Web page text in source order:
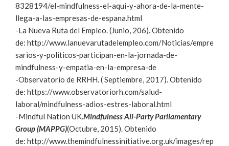
8328194/el-mindfulness-el-aqui-y-ahora-de-la-mente-
llega-a-las-empresas-de-espana.html
-La Nueva Ruta del Empleo. (Junio, 206). Obtenido
de: http://www.lanuevarutadelempleo.com/Noticias/empre
sarios-y-politicos-participan-en-la-jornada-de-
mindfulness-y-empatia-en-la-empresa-de
-Observatorio de RRHH. ( Septiembre, 2017). Obtenido
de: https://www.observatoriorh.com/salud-
laboral/mindfulness-adios-estres-laboral.html
-Mindful Nation UK.Mindfulness All-Party Parliamentary
Group (MAPPG)(Octubre, 2015). Obtenido
de: http://www.themindfulnessinitiative.org.uk/images/rep